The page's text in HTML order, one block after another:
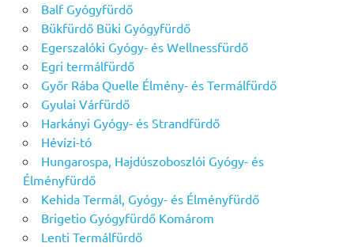
Balf Gyógyfürdő
Bükfürdő Büki Gyógyfürdő
Egerszalóki Gyógy- és Wellnessfürdő
Egri termálfürdő
Győr Rába Quelle Élmény- és Termálfürdő
Gyulai Várfürdő
Harkányi Gyógy- és Strandfürdő
Hévízi-tó
Hungarospa, Hajdúszoboszlói Gyógy- és
Élményfürdő
Kehida Termál, Gyógy- és Élményfürdő
Brigetio Gyógyfürdő Komárom
Lenti Termálfürdő